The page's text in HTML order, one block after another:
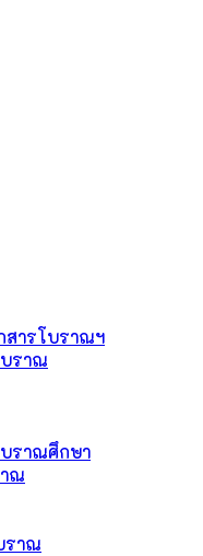
สารโบราณฯ
บราณ
บราณศึกษา
ณ
ราณ